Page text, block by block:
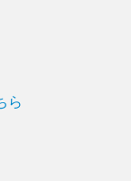
ら